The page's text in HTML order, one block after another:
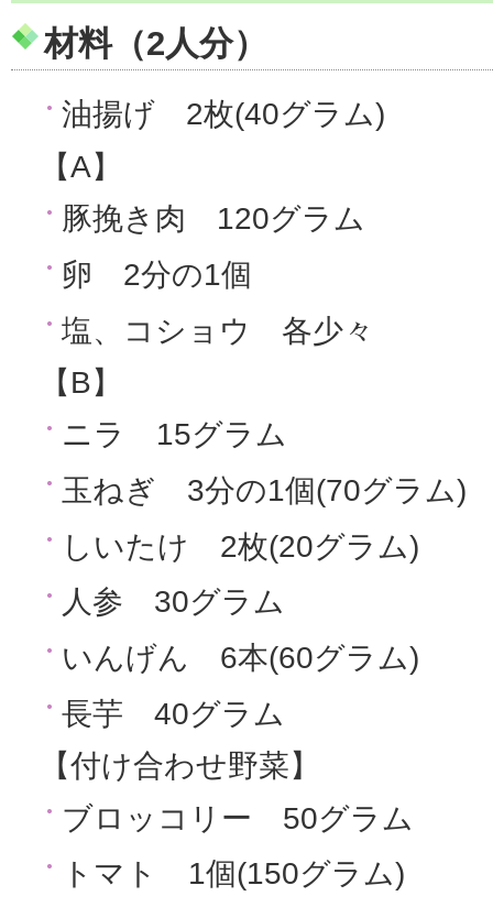
材料（2人分）
油揚げ 2枚(40グラム)
【A】
豚挽き肉 120グラム
卵 2分の1個
塩、コショウ 各少々
【B】
ニラ 15グラム
玉ねぎ 3分の1個(70グラム)
しいたけ 2枚(20グラム)
人参 30グラム
いんげん 6本(60グラム)
長芋 40グラム
【付け合わせ野菜】
ブロッコリー 50グラム
トマト 1個(150グラム)